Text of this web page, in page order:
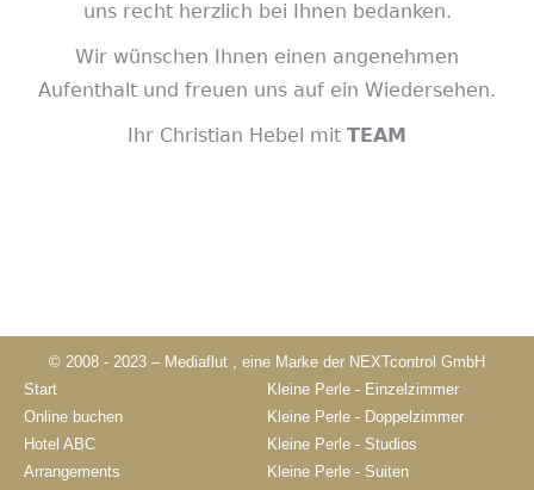
uns recht herzlich bei Ihnen bedanken.
Wir wünschen Ihnen einen angenehmen
Aufenthalt und freuen uns auf ein Wiedersehen.
Ihr Christian Hebel mit TEAM
© 2008 - 2023 – Mediaflut , eine Marke der NEXTcontrol GmbH
Start
Online buchen
Hotel ABC
Arrangements
Kleine Perle - Einzelzimmer
Kleine Perle - Doppelzimmer
Kleine Perle - Studios
Kleine Perle - Suiten